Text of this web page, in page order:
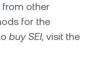
other
for the
buy SEI, visit the